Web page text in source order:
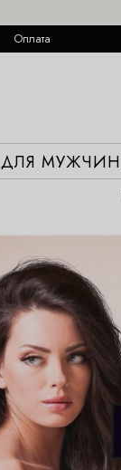
Оплата
ДЛЯ МУЖЧИН